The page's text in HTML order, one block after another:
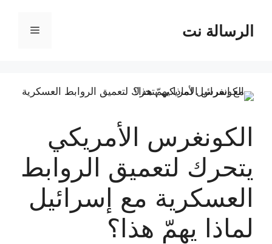
المحتوىالرسالة نت القائمة
الكونغرس الأمريكي
يتحرك لتعميق الروابط
العسكرية مع إسرائيل
لماذا يهمّ هذا؟